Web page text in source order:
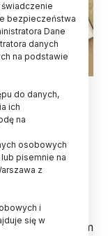
w naukach
najniższy
badań
pod kierunkiem
bezpieczeństwa
Dane
danych
na podstawie
do danych,
ich
na
osobowych
lub pisemnie na
z
i
się w